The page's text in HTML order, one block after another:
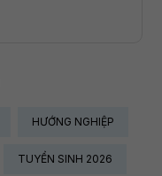
HƯỚNG NGHIỆP
TUYỂN SINH 2026